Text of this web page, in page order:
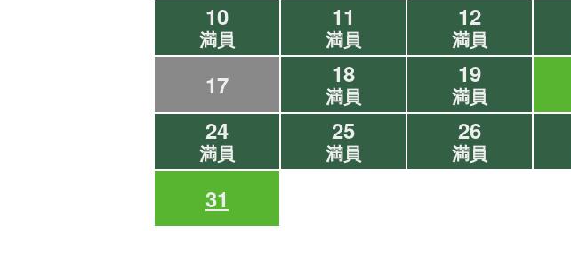
10
満員
11
満員
12
満員
17 18
満員
19
満員
24
満員
25
満員
26
満員
31